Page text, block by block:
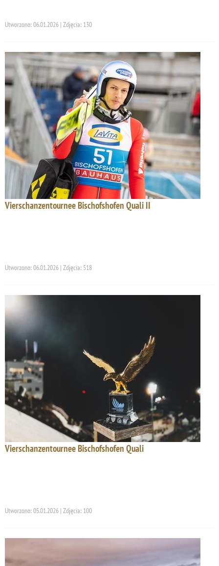
Utworzono: 06.01.2026 | Zdjęcia: 130
Vierschanzentournee Bischofshofen Quali II
Utworzono: 06.01.2026 | Zdjęcia: 518
Vierschanzentournee Bischofshofen Quali
Utworzono: 05.01.2026 | Zdjęcia: 100